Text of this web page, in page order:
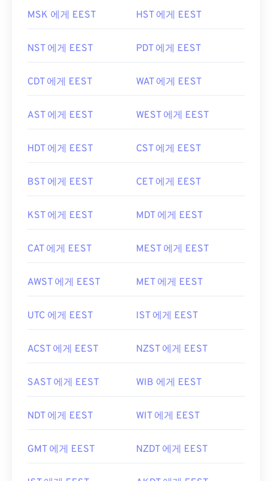
MSK 에게 EEST HST 에게 EEST
NST 에게 EEST PDT 에게 EEST
CDT 에게 EEST WAT 에게 EEST
AST 에게 EEST WEST 에게 EEST
HDT 에게 EEST CST 에게 EEST
BST 에게 EEST CET 에게 EEST
KST 에게 EEST MDT 에게 EEST
CAT 에게 EEST MEST 에게 EEST
AWST 에게 EEST MET 에게 EEST
UTC 에게 EEST IST 에게 EEST
ACST 에게 EEST NZST 에게 EEST
SAST 에게 EEST WIB 에게 EEST
NDT 에게 EEST WIT 에게 EEST
GMT 에게 EEST NZDT 에게 EEST